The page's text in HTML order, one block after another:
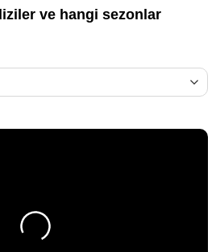
ve hangi sezonlar